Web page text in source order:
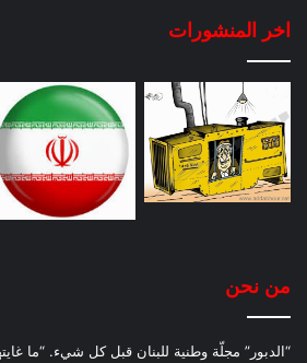
اخر المنشورات
من نحن
“الدبور” مجلّة وطنية للبنان قبل كل شيء. “ما